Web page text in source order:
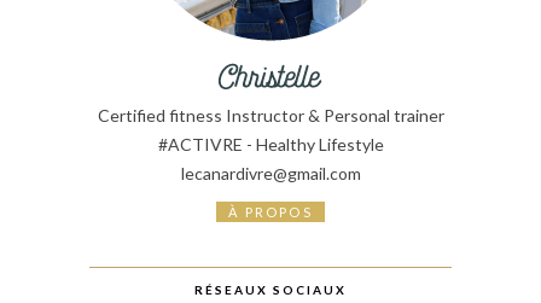
Certified fitness Instructor & Personal trainer
#ACTIVRE - Healthy Lifestyle
lecanardivre@gmail.com
À PROPOS
RÉSEAUX SOCIAUX